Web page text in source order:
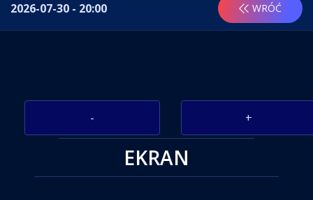
WRÓĆ
2026-07-30 - 20:00
- +
EKRAN